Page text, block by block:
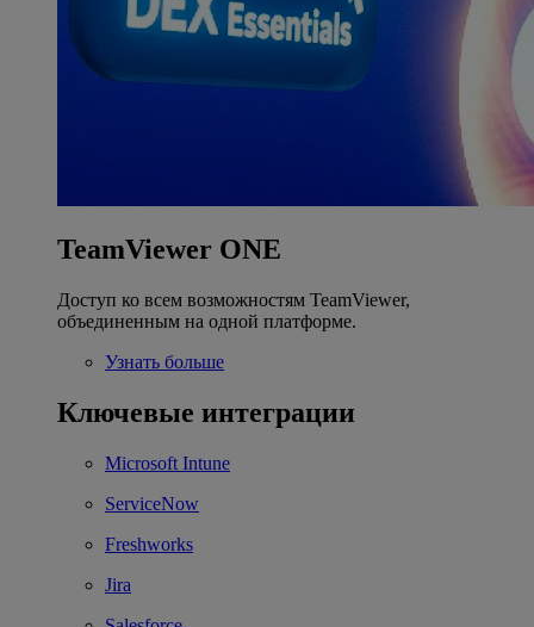
TeamViewer ONE
Доступ ко всем возможностям TeamViewer,
объединенным на одной платформе.
Узнать больше
Ключевые интеграции
Microsoft Intune
ServiceNow
Freshworks
Jira